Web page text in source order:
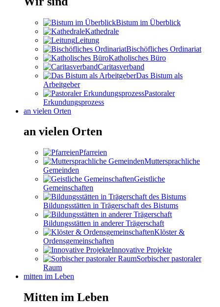
Bistum im Überblick
Kathedrale
Leitung
Bischöfliches Ordinariat
Katholisches Büro
Caritasverband
Das Bistum als
Arbeitgeber
Pastoraler
Erkundungsprozess
an vielen Orten
an vielen Orten
Pfarreien
Muttersprachliche
Gemeinden
Geistliche
Gemeinschaften
Bildungsstätten in Trägerschaft des Bistums
Bildungsstätten in anderer Trägerschaft
Klöster &
Ordensgemeinschaften
Innovative Projekte
Sorbischer pastoraler
Raum
mitten im Leben
Mitten im Leben